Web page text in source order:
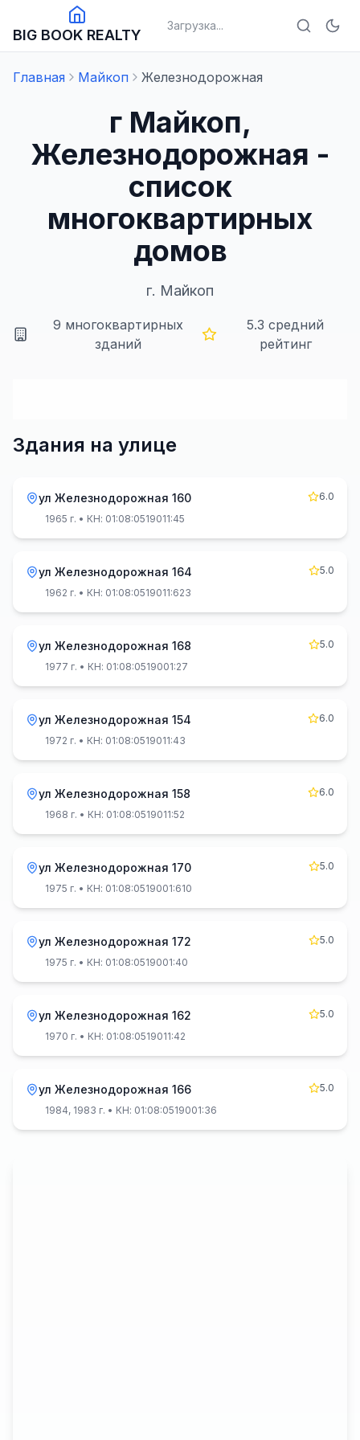
BIG BOOK REALTY
Загрузка...
Главная Майкоп Железнодорожная
г Майкоп,
Железнодорожная -
список
многоквартирных
домов
г. Майкоп
9 многоквартирных
зданий
5.3 средний
рейтинг
Здания на улице
ул Железнодорожная 160
6.0
1965 г. • КН: 01:08:0519011:45
ул Железнодорожная 164
5.0
1962 г. • КН: 01:08:0519011:623
ул Железнодорожная 168
5.0
1977 г. • КН: 01:08:0519001:27
ул Железнодорожная 154
6.0
1972 г. • КН: 01:08:0519011:43
ул Железнодорожная 158
6.0
1968 г. • КН: 01:08:0519011:52
ул Железнодорожная 170
5.0
1975 г. • КН: 01:08:0519001:610
ул Железнодорожная 172
5.0
1975 г. • КН: 01:08:0519001:40
ул Железнодорожная 162
5.0
1970 г. • КН: 01:08:0519011:42
ул Железнодорожная 166
5.0
1984, 1983 г. • КН: 01:08:0519001:36